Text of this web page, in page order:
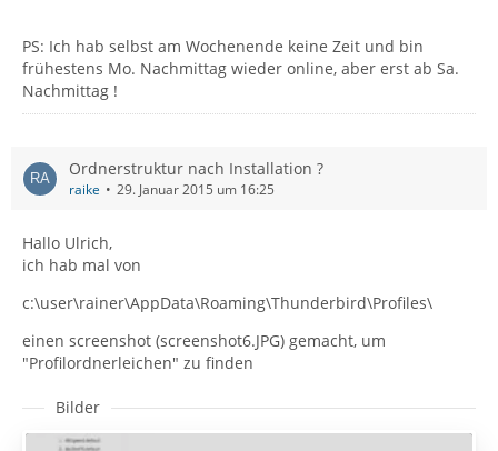
PS: Ich hab selbst am Wochenende keine Zeit und bin
frühestens Mo. Nachmittag wieder online, aber erst ab Sa.
Nachmittag !
Ordnerstruktur nach Installation ?
raike 29. Januar 2015 um 16:25
Hallo Ulrich,
ich hab mal von
c:\user\rainer\AppData\Roaming\Thunderbird\Profiles\
einen screenshot (screenshot6.JPG) gemacht, um
"Profilordnerleichen" zu finden
Bilder